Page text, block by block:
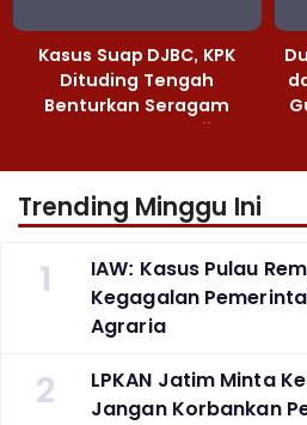
Kasus Suap DJBC, KPK
Dituding Tengah
Benturkan Seragam
Cokelat dengan Hijau
Trending Minggu Ini
1
IAW: Kasus Pulau
Kegagalan
Agraria
2
LPKAN Jatim Minta
Jangan Korbankan